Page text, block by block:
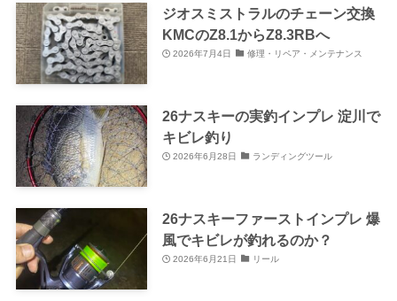
ジオスミストラルのチェーン交換
KMCのZ8.1からZ8.3RBへ
2026年7月4日 修理・リペア・メンテナンス
26ナスキーの実釣インプレ 淀川で
キビレ釣り
2026年6月28日 ランディングツール
26ナスキーファーストインプレ 爆
風でキビレが釣れるのか？
2026年6月21日 リール